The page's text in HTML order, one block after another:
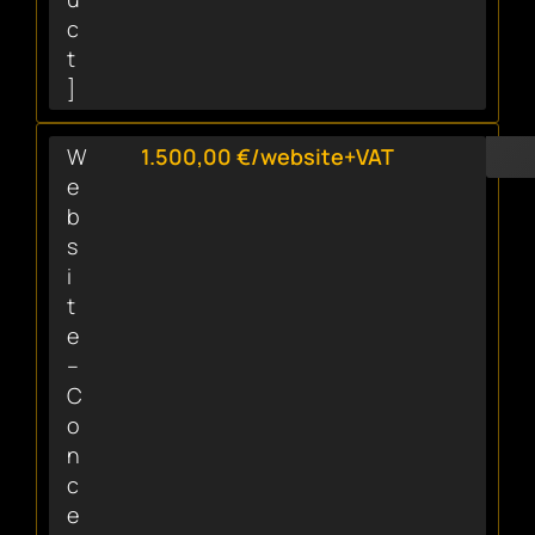
c
t
]
W
e
b
s
i
t
e
–
C
o
n
c
e
1.500,00 €/website+VAT